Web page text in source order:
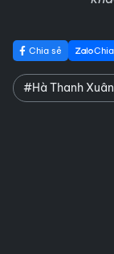
Chia sẻ
#Hà Thanh